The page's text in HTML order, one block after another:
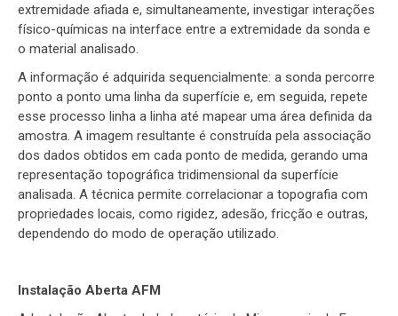
extremidade afiada e, simultaneamente, investigar interações
físico-químicas na interface entre a extremidade da sonda e
o material analisado.
A informação é adquirida sequencialmente: a sonda percorre
ponto a ponto uma linha da superfície e, em seguida, repete
esse processo linha a linha até mapear uma área definida da
amostra. A imagem resultante é construída pela associação
dos dados obtidos em cada ponto de medida, gerando uma
representação topográfica tridimensional da superfície
analisada. A técnica permite correlacionar a topografia com
propriedades locais, como rigidez, adesão, fricção e outras,
dependendo do modo de operação utilizado.
Instalação Aberta AFM